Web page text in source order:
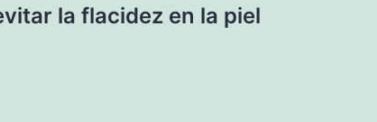
la flacidez en la piel